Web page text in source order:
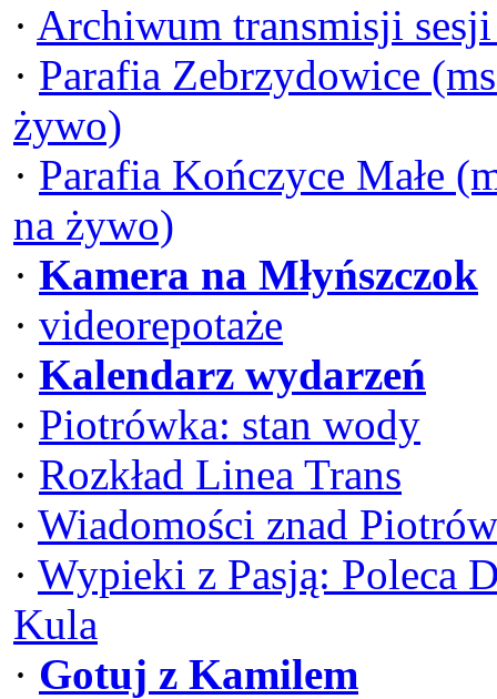
· Archiwum transmisji
· Parafia Zebrzydowice
żywo)
· Parafia Kończyce Małe
na żywo)
· Kamera na Młyńszczok
· videorepotaże
· Kalendarz wydarzeń
· Piotrówka: stan wody
· Rozkład Linea Trans
· Wiadomości znad
· Wypieki z Pasją: Poleca
Kula
· Gotuj z Kamilem